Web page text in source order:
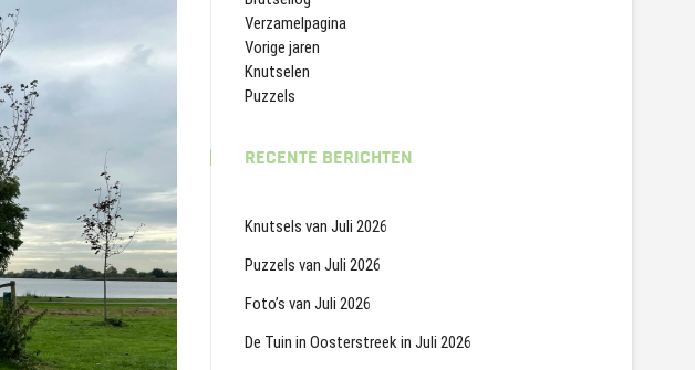
Verzamelpagina
Vorige jaren
Knutselen
Puzzels
RECENTE BERICHTEN
Knutsels van Juli 2026
Puzzels van Juli 2026
Foto’s van Juli 2026
De Tuin in Oosterstreek in Juli 2026